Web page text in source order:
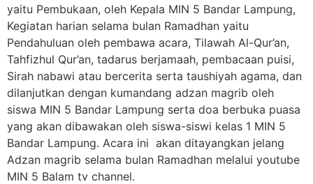
yaitu Pembukaan, oleh Kepala MIN 5 Bandar Lampung,
Kegiatan harian selama bulan Ramadhan yaitu
Pendahuluan oleh pembawa acara, Tilawah Al-Qur’an,
Tahfizhul Qur’an, tadarus berjamaah, pembacaan puisi,
Sirah nabawi atau bercerita serta taushiyah agama, dan
dilanjutkan dengan kumandang adzan magrib oleh
siswa MIN 5 Bandar Lampung serta doa berbuka puasa
yang akan dibawakan oleh siswa-siswi kelas 1 MIN 5
Bandar Lampung. Acara ini akan ditayangkan jelang
Adzan magrib selama bulan Ramadhan melalui youtube
MIN 5 Balam tv channel.